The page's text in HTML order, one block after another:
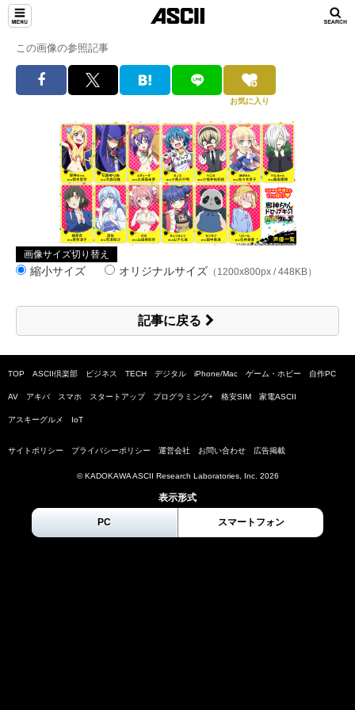
この画像の参照記事
お気に入り
画像サイズ切り替え
縮小サイズ オリジナルサイズ （1200x800px / 448KB）
記事に戻る
TOP ASCII倶楽部 ビジネス TECH デジタル iPhone/Mac ゲーム・ホビー 自作PC
AV アキバ スマホ スタートアップ プログラミング+ 格安SIM 家電ASCII
アスキーグルメ IoT
サイトポリシー プライバシーポリシー 運営会社 お問い合わせ 広告掲載
© KADOKAWA ASCII Research Laboratories, Inc. 2026
表示形式
PC スマートフォン